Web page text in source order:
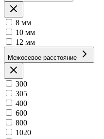
8 мм
10 мм
12 мм
Межосевое расстояние
300
305
400
600
800
1020